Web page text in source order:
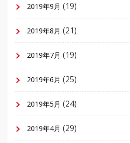
2019年9月 (19)
2019年8月 (21)
2019年7月 (19)
2019年6月 (25)
2019年5月 (24)
2019年4月 (29)